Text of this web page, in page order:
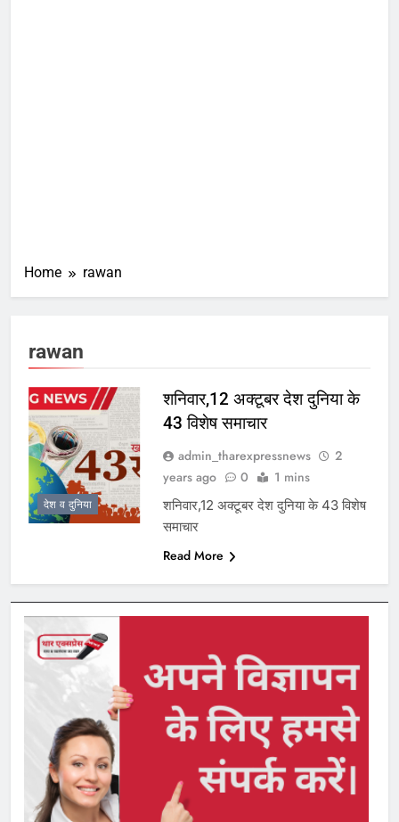
Home rawan
rawan
देश व दुनिया
शनिवार,12 अक्टूबर देश दुनिया के
43 विशेष समाचार
admin_tharexpressnews
2
years ago
0 1 mins
शनिवार,12 अक्टूबर देश दुनिया के 43 विशेष
समाचार
Read More